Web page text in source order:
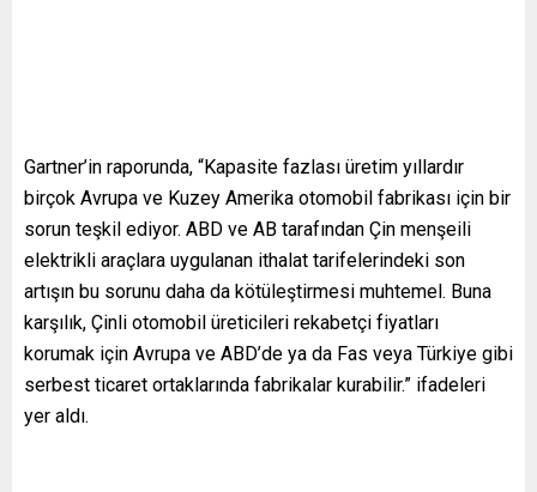
Gartner’in raporunda, “Kapasite fazlası üretim yıllardır
birçok Avrupa ve Kuzey Amerika otomobil fabrikası için bir
sorun teşkil ediyor. ABD ve AB tarafından Çin menşeili
elektrikli araçlara uygulanan ithalat tarifelerindeki son
artışın bu sorunu daha da kötüleştirmesi muhtemel. Buna
karşılık, Çinli otomobil üreticileri rekabetçi fiyatları
korumak için Avrupa ve ABD’de ya da Fas veya Türkiye gibi
serbest ticaret ortaklarında fabrikalar kurabilir.” ifadeleri
yer aldı.